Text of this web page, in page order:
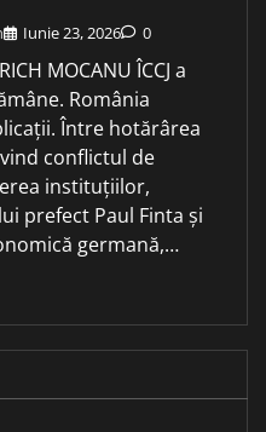
Iunie 23, 2026 0
MOCANU ÎCCJ a
România
Între hotărârea
conflictul de
instituțiilor,
prefect Paul Finta și
germană,…